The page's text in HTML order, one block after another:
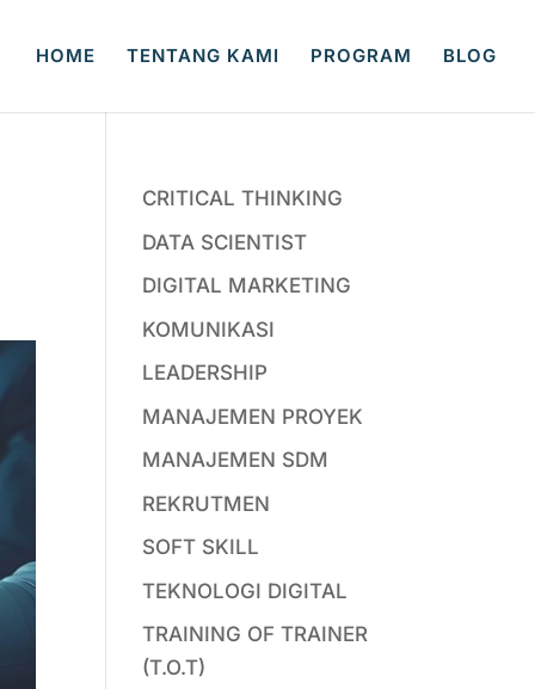
HOME TENTANG KAMI PROGRAM BLOG
CRITICAL THINKING
DATA SCIENTIST
DIGITAL MARKETING
KOMUNIKASI
LEADERSHIP
MANAJEMEN PROYEK
MANAJEMEN SDM
REKRUTMEN
SOFT SKILL
TEKNOLOGI DIGITAL
TRAINING OF TRAINER
(T.O.T)